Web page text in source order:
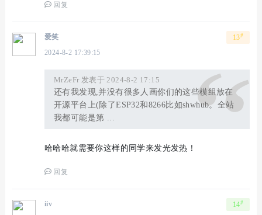
回复
13#
爱笑
2024-8-2 17:39:15
MrZeFr 发表于 2024-8-2 17:15
还有我发现,并没有很多人画你们的这些模组放在
开源平台上(除了ESP32和8266比如shwhub。全站
我都可能是第 ...
哈哈哈就需要你这样的同学来发光发热！
回复
14#
iiv